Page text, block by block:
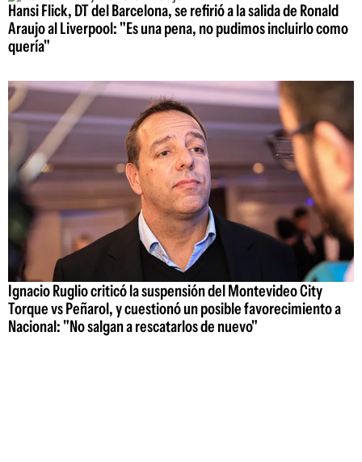
Hansi Flick, DT del Barcelona, se refirió a la salida de Ronald
Araujo al Liverpool: "Es una pena, no pudimos incluirlo como
quería"
Ignacio Ruglio criticó la suspensión del Montevideo City
Torque vs Peñarol, y cuestionó un posible favorecimiento a
Nacional: "No salgan a rescatarlos de nuevo"